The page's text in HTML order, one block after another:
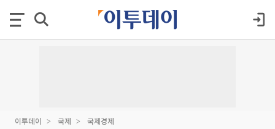
이투데이 국제 국제경제